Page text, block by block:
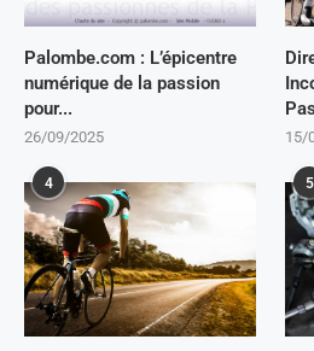
Palombe.com : L’épicentre
numérique de la passion
pour...
26/09/2025 15/
4 5